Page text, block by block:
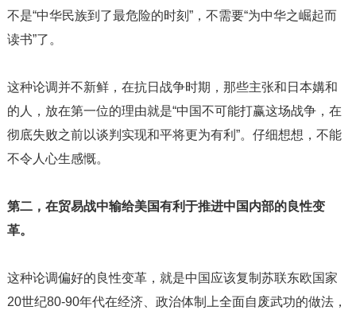
不是“中华民族到了最危险的时刻”，不需要“为中华之崛起而
读书”了。
这种论调并不新鲜，在抗日战争时期，那些主张和日本媾和
的人，放在第一位的理由就是“中国不可能打赢这场战争，在
彻底失败之前以谈判实现和平将更为有利”。仔细想想，不能
不令人心生感慨。
第二，在贸易战中输给美国有利于推进中国内部的良性变
革。
这种论调偏好的良性变革，就是中国应该复制苏联东欧国家
20世纪80-90年代在经济、政治体制上全面自废武功的做法，